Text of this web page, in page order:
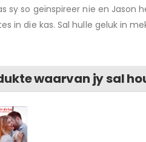
sy so geïnspireer nie en Jason
in die kas. Sal hulle geluk in
waarvan jy sal